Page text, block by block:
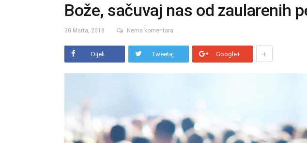
Bože, sačuvaj nas od zaularenih
30 Marta, 2018 Nema komentara
Dijeli Tweetaj Google+ +